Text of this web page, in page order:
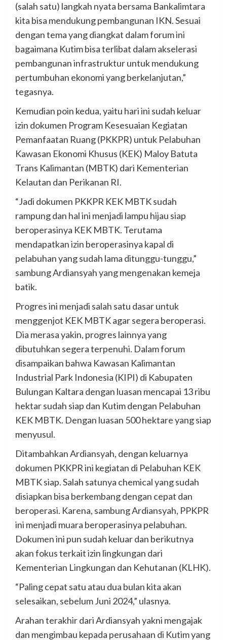
(salah satu) langkah nyata bersama Bankalimtara
kita bisa mendukung pembangunan IKN. Sesuai
dengan tema yang diangkat dalam forum ini
bagaimana Kutim bisa terlibat dalam akselerasi
pembangunan infrastruktur untuk mendukung
pertumbuhan ekonomi yang berkelanjutan,”
tegasnya.
Kemudian poin kedua, yaitu hari ini sudah keluar
izin dokumen Program Kesesuaian Kegiatan
Pemanfaatan Ruang (PKKPR) untuk Pelabuhan
Kawasan Ekonomi Khusus (KEK) Maloy Batuta
Trans Kalimantan (MBTK) dari Kementerian
Kelautan dan Perikanan RI.
“Jadi dokumen PKKPR KEK MBTK sudah
rampung dan hal ini menjadi lampu hijau siap
beroperasinya KEK MBTK. Terutama
mendapatkan izin beroperasinya kapal di
pelabuhan yang sudah lama ditunggu-tunggu,”
sambung Ardiansyah yang mengenakan kemeja
batik.
Progres ini menjadi salah satu dasar untuk
menggenjot KEK MBTK agar segera beroperasi.
Dia merasa yakin, progres lainnya yang
dibutuhkan segera terpenuhi. Dalam forum
disampaikan bahwa Kawasan Kalimantan
Industrial Park Indonesia (KIPI) di Kabupaten
Bulungan Kaltara dengan luasan mencapai 13 ribu
hektar sudah siap dan Kutim dengan Pelabuhan
KEK MBTK. Dengan luasan 500 hektare yang siap
menyusul.
Ditambahkan Ardiansyah, dengan keluarnya
dokumen PKKPR ini kegiatan di Pelabuhan KEK
MBTK siap. Salah satunya chemical yang sudah
disiapkan bisa berkembang dengan cepat dan
beroperasi. Karena, sambung Ardiansyah, PPKPR
ini menjadi muara beroperasinya pelabuhan.
Dokumen ini pun sudah keluar dan berikutnya
akan fokus terkait izin lingkungan dari
Kementerian Lingkungan dan Kehutanan (KLHK).
“Paling cepat satu atau dua bulan kita akan
selesaikan, sebelum Juni 2024,” ulasnya.
Arahan terakhir dari Ardiansyah yakni mengajak
dan mengimbau kepada perusahaan di Kutim yang